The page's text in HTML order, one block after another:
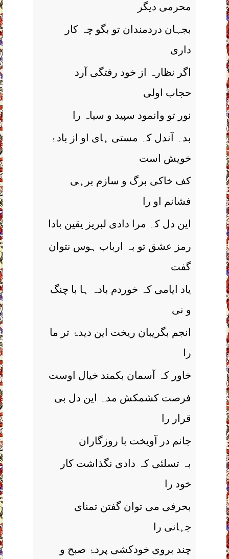
محرمی دیگر
بجہان دردمندان تو بگو چہ کار
داری
اگر نظارہ از خود رفتگی آرد
حجاب اولی
نور تو وانمود سپید و سیاہ را
بدہ آندل کہ مستی ہای او از بادۂ
خویش است
کف خاکی برگ و سازم برہی
فشانم او را
این دل کہ مرا دادی لبریز یقین بادا
رمز عشق تو بہ ارباب ہوس نتوان
گفت
یاد ایامی کہ خوردم بادہ ہا با چنگ
و نی
انجم بگریبان ریخت این دیدۂ تر ما
را
خاور کہ آسمان بکمند خیال اوست
فرصت کشمکش مدہ این دل بی
قرار را
جانم در آویخت با روزگاران
بہ تسلئی کہ دادی نگذاشت کار
خود را
بحرفی می توان گفتن تمنای
جہانی را
چند بروی خودکشی پردۂ صبح و